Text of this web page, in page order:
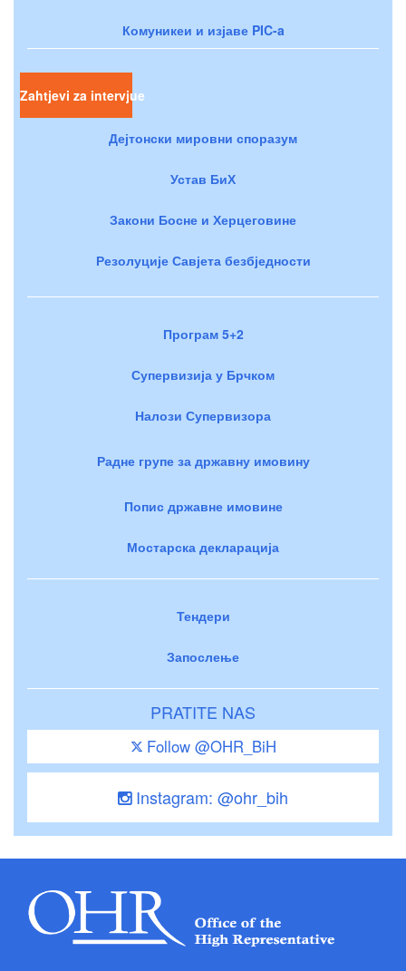
Комуникеи и изјаве PIC-a
Zahtjevi za intervjue
Дејтонски мировни споразум
Устав БиХ
Закони Босне и Херцеговине
Резолуције Савјета безбједности
Програм 5+2
Супервизија у Брчком
Налози Супервизора
Радне групе за државну имовину
Попис државне имовине
Мостарска декларација
Тендери
Запослење
PRATITE NAS
Follow @OHR_BiH
Instagram: @ohr_bih